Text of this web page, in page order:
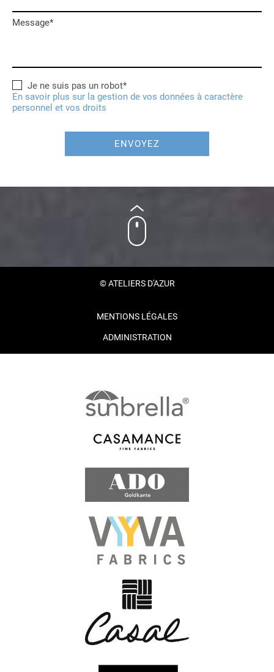
Message*
Je ne suis pas un robot*
En savoir plus sur la gestion de vos données à caractère
personnel et vos droits
ENVOYEZ
© ATELIERS D'AZUR
MENTIONS LÉGALES
ADMINISTRATION